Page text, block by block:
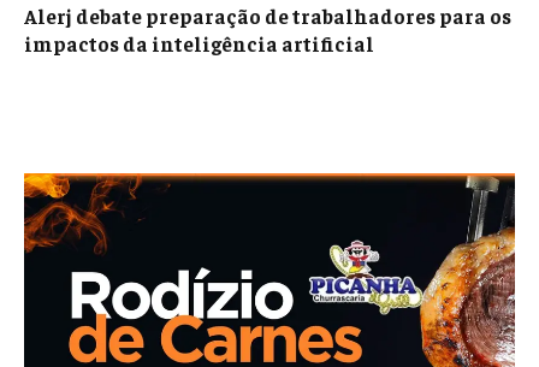
Alerj debate preparação de trabalhadores para os
impactos da inteligência artificial